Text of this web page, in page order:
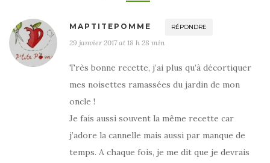
MAPTITEPOMME RÉPONDRE
29 janvier 2017 at 18 h 28 min
Très bonne recette, j’ai plus qu’à décortiquer
mes noisettes ramassées du jardin de mon
oncle !
Je fais aussi souvent la même recette car
j’adore la cannelle mais aussi par manque de
temps. A chaque fois, je me dit que je devrais